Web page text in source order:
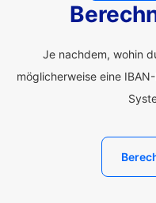
Je nachdem, wohin
möglicherweise eine